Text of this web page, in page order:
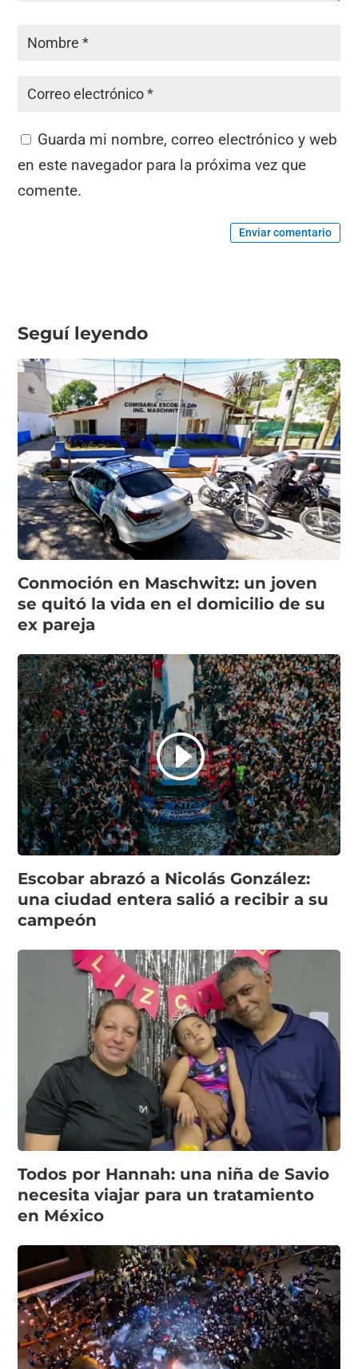
Guarda mi nombre, correo electrónico y web
en este navegador para la próxima vez que
comente.
Enviar comentario
Seguí leyendo
Conmoción en Maschwitz: un joven
se quitó la vida en el domicilio de su
ex pareja
Escobar abrazó a Nicolás González:
una ciudad entera salió a recibir a su
campeón
Todos por Hannah: una niña de Savio
necesita viajar para un tratamiento
en México